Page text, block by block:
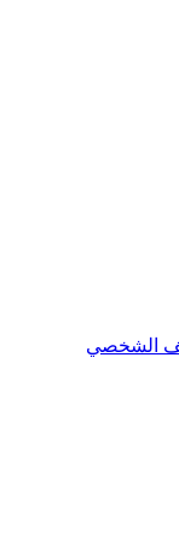
الشخصي